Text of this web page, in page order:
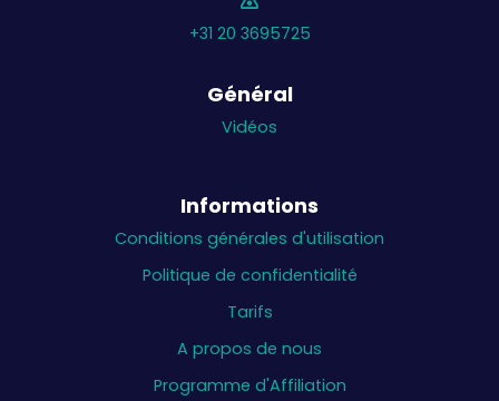
+31 20 3695725
Général
Vidéos
Informations
Conditions générales d'utilisation
Politique de confidentialité
Tarifs
A propos de nous
Programme d'Affiliation